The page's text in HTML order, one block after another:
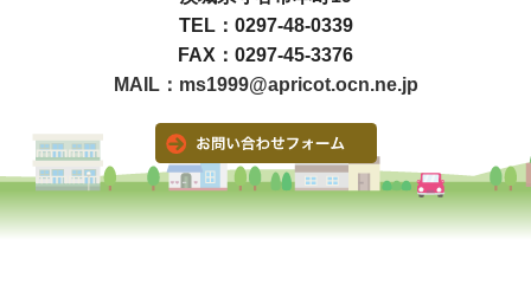
TEL：0297-48-0339
FAX：0297-45-3376
MAIL：ms1999@apricot.ocn.ne.jp